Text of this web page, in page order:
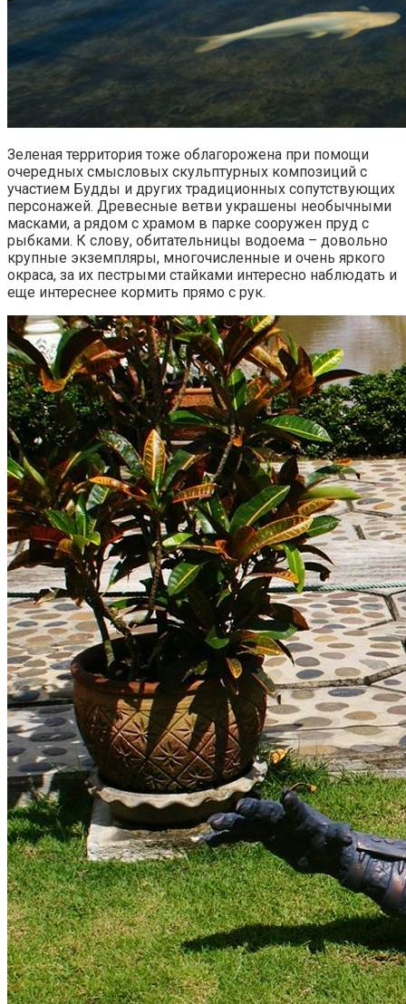
Зеленая территория тоже облагорожена при помощи
очередных смысловых скульптурных композиций с
участием Будды и других традиционных сопутствующих
персонажей. Древесные ветви украшены необычными
масками, а рядом с храмом в парке сооружен пруд с
рыбками. К слову, обитательницы водоема – довольно
крупные экземпляры, многочисленные и очень яркого
окраса, за их пестрыми стайками интересно наблюдать и
еще интереснее кормить прямо с рук.